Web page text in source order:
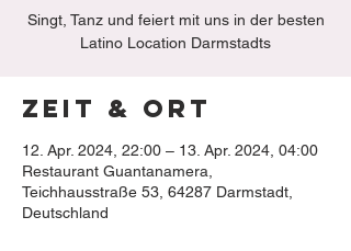
Singt, Tanz und feiert mit uns in der besten
Latino Location Darmstadts
Zeit & Ort
12. Apr. 2024, 22:00 – 13. Apr. 2024, 04:00
Restaurant Guantanamera,
Teichhausstraße 53, 64287 Darmstadt,
Deutschland